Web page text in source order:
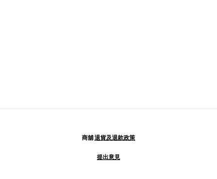
商舖退貨及退款政策
提出意見